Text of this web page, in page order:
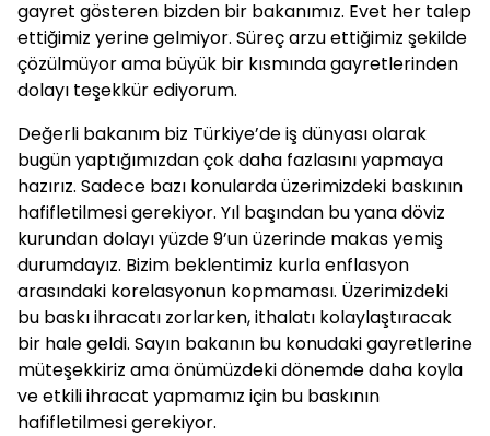
gayret gösteren bizden bir bakanımız. Evet her talep
ettiğimiz yerine gelmiyor. Süreç arzu ettiğimiz şekilde
çözülmüyor ama büyük bir kısmında gayretlerinden
dolayı teşekkür ediyorum.
Değerli bakanım biz Türkiye’de iş dünyası olarak
bugün yaptığımızdan çok daha fazlasını yapmaya
hazırız. Sadece bazı konularda üzerimizdeki baskının
hafifletilmesi gerekiyor. Yıl başından bu yana döviz
kurundan dolayı yüzde 9’un üzerinde makas yemiş
durumdayız. Bizim beklentimiz kurla enflasyon
arasındaki korelasyonun kopmaması. Üzerimizdeki
bu baskı ihracatı zorlarken, ithalatı kolaylaştıracak
bir hale geldi. Sayın bakanın bu konudaki gayretlerine
müteşekkiriz ama önümüzdeki dönemde daha koyla
ve etkili ihracat yapmamız için bu baskının
hafifletilmesi gerekiyor.